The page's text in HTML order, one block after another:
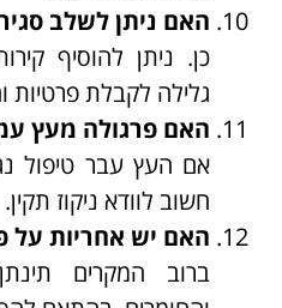
האם ניתן לשלב
כן. ניתן להוסיף
גלילה לקבלת פרטיות
האם פרגולה מעץ
אם העץ עבר טיפול
חשוב לוודא ניקוז תקין.
האם יש אחריות על
ברוב המקרים